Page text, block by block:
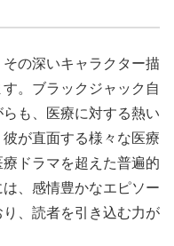
その深いキャラクター描
。ブラックジャック自
も、医療に対する熱い
が直面する様々な医療
ドラマを超えた普遍的
、感情豊かなエピソー
、読者を引き込む力が